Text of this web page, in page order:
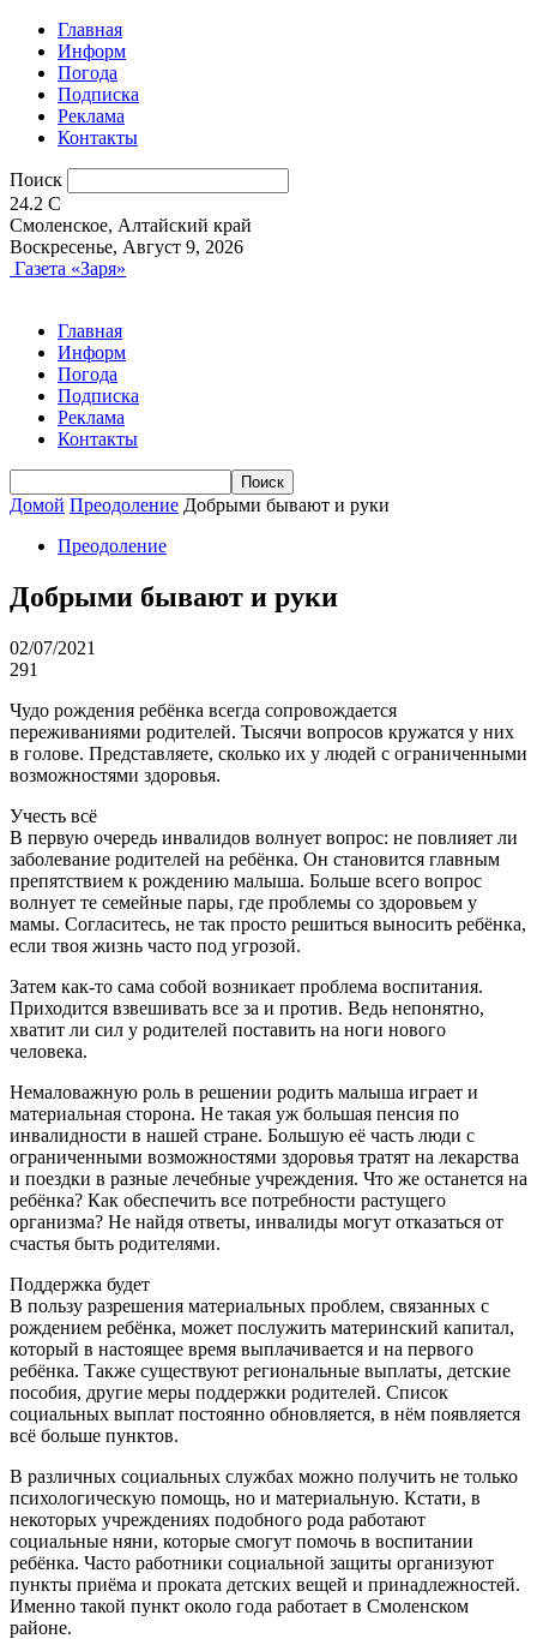
Главная
Информ
Погода
Подписка
Реклама
Контакты
Поиск
24.2 C
Смоленское, Алтайский край
Воскресенье, Август 9, 2026
Газета «Заря»
Главная
Информ
Погода
Подписка
Реклама
Контакты
Домой Преодоление Добрыми бывают и руки
Преодоление
Добрыми бывают и руки
02/07/2021
291
Чудо рождения ребёнка всегда сопровождается
переживаниями родителей. Тысячи вопросов кружатся у них
в голове. Представляете, сколько их у людей с ограниченными
возможностями здоровья.
Учесть всё
В первую очередь инвалидов волнует вопрос: не повлияет ли
заболевание родителей на ребёнка. Он становится главным
препятствием к рождению малыша. Больше всего вопрос
волнует те семейные пары, где проблемы со здоровьем у
мамы. Согласитесь, не так просто решиться выносить ребёнка,
если твоя жизнь часто под угрозой.
Затем как-то сама собой возникает проблема воспитания.
Приходится взвешивать все за и против. Ведь непонятно,
хватит ли сил у родителей поставить на ноги нового
человека.
Немаловажную роль в решении родить малыша играет и
материальная сторона. Не такая уж большая пенсия по
инвалидности в нашей стране. Большую её часть люди с
ограниченными возможностями здоровья тратят на лекарства
и поездки в разные лечебные учреждения. Что же останется на
ребёнка? Как обеспечить все потребности растущего
организма? Не найдя ответы, инвалиды могут отказаться от
счастья быть родителями.
Поддержка будет
В пользу разрешения материальных проблем, связанных с
рождением ребёнка, может послужить материнский капитал,
который в настоящее время выплачивается и на первого
ребёнка. Также существуют региональные выплаты, детские
пособия, другие меры поддержки родителей. Список
социальных выплат постоянно обновляется, в нём появляется
всё больше пунктов.
В различных социальных службах можно получить не только
психологическую помощь, но и материальную. Кстати, в
некоторых учреждениях подобного рода работают
социальные няни, которые смогут помочь в воспитании
ребёнка. Часто работники социальной защиты организуют
пункты приёма и проката детских вещей и принадлежностей.
Именно такой пункт около года работает в Смоленском
районе.